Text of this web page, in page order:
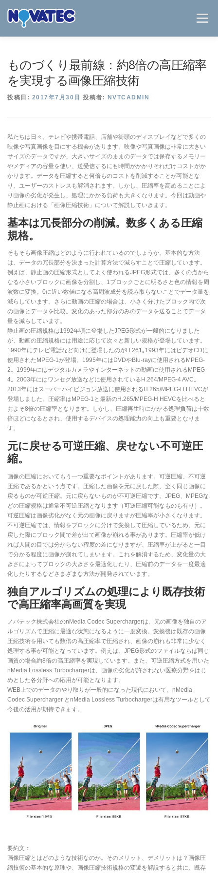
メニュー
ものづくり最前線：約8倍の高圧縮率
を実現する画像圧縮技術
投稿日: 2017年7月30日 投稿者: NVTCADMIN
私たちは日々、テレビや携帯電話、店舗や街頭のディスプレイなどで多くの
映像や写真画像を目にする機会があります。映像や写真画像は非常に大きい
サイズのデータですが、大きいサイズのままのデータでは保存するメモリー
やメディアの容量を使い、送受信するにも時間がかかりそれだけコストがか
かります。データを圧縮すると何倍ものコストを削減することが可能とな
り、ユーザーのストレスも解消されます。しかし、圧縮率を高めることによ
り画像の劣化が発生し、処理にかかる負荷も大きくなります。今回は動画や
静止画における「画像圧縮技術」について解説していきます。
基本は冗長部分の削減。数多くある圧縮
規格。
そもそも画像圧縮はどのように行われているのでしょうか。基本的な方法
は、データの冗長部分を決まった計算方法で減らすことで圧縮しています。
例えば、静止画の圧縮形式としてよく使われるJPEG形式では、多くの点から
なる小さいブロックに画像を分割し、1ブロックごとに明るさと色の情報を周
波数に変換。0に近い数値になる高周波成分を読み取らないことでデータ量を
減らしています。さらに動画の圧縮の場合は、小さく分けたブロック内で次
の画像とデータを比較。変化のあった部分のみのデータを送ることでデータ
量を減らしています。
静止画の圧縮規格は1992年頃に登場したJPEG形式が一般的になりました
が、動画の圧縮規格には用途に応じて次々と新しい規格が登場しています。
1990年にテレビ電話など向けに登場したのがH.261｡1993年にはビデオCDに
使用されたMPEG-1が登場。1995年にはDVDやBlu-rayに使用されるMPEG-
2。1999年にはデジタルカメラやインターネットの動画に使用されるMPEG-
4。2003年にはワンセグ放送などに使用されているH.264/MPEG-4 AVC。
2013年にはスーパーハイビジョン放送に使用されるH.265/MPEG-H HEVCが
登場しました。圧縮率はMPEG-1と最新のH.265/MPEG-H HEVCを比べると
およそ8倍の圧縮率となります。しかし、圧縮再生時にかかる処理負荷は十数
倍ほどになるとされ、使用するデバイスの処理能力の向上も重要となりま
す。
元に戻せる可逆圧縮、戻せない不可逆圧
縮。
画像の圧縮においてもう一つ重要なポイントがあります。可逆圧縮、不可逆
圧縮であるかという点です。圧縮した画像を元に戻した際、全く同じ画像に
戻るものが可逆圧縮。元に戻らないものが不可逆圧縮です。JPEG、MPEGな
どの圧縮規格は通常不可逆圧縮となります（可逆圧縮可能なものも有り）。
可逆圧縮は画像劣化がなく元の画像に戻りますが圧縮率が小さくなります。
不可逆圧縮では、情報をブロックに分けて変換して圧縮しているため、元に
戻した際にブロック間で差が出て画像が崩れる事があります。圧縮率が低け
れば人間の目では分からない程度の差になりますが、圧縮率が上がると一目
で分かる程度に画像が崩れてしまいます。これを解消するため、変化量の大
きさによってブロックの大きさを最適化したり、圧縮前のデータを一度最適
化したりするなどさまざまな方法が開発されています。
独自アルゴリズムの処理により既存技術
で高圧縮率高画質を実現
ノバテック株式会社のnMedia Codec Superchargerは、元の画像を独自のア
ルゴリズムで圧縮に最適な状態になるように一度変換。変換後は既存の画像
圧縮技術を用いても数倍の高圧縮率で圧縮され、画像の崩れも非常に少なく
処理する事が可能となっています。例えば、JPEG形式のファイルならば同じ
画質の場合約8倍の高圧縮率を実現しています。また、可逆圧縮方式を用いた
nMedia Lossless Turbochargerは、画像の劣化が許されない医療分野をはじ
めとした各分野への応用が可能となります。
WEB上でのデータのやり取りが一般的になった現代において、nMedia
Codec Supercharger とnMedia Lossless Turbochargerは有用なツールとして
今後の活用が期待できます。
要約文：
画像圧縮とはどのような技術なのか。そのメリット、デメリットは？画像圧
縮技術の基本的な原理や、画像圧縮技術規格の変遷を解説すると共に、既存